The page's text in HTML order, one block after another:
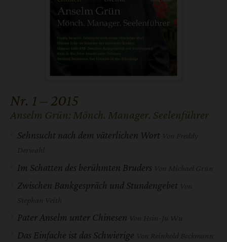
Nr. 1 – 2015
:
Anselm Grün: Mönch. Manager. Seelenführer
Sehnsucht nach dem väterlichen Wort
Im Schatten des berühmten Bruders
Zwischen Bankgespräch und Stundengebet
Pater Anselm unter Chinesen
Das Einfache ist das Schwierige